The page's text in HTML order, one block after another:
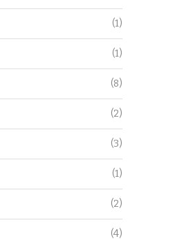
(1)
(1)
(8)
(2)
(3)
(1)
(2)
(4)